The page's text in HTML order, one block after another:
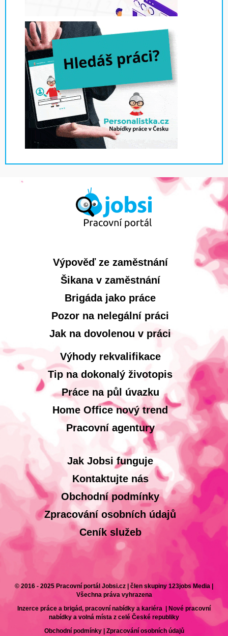
Výpověď ze zaměstnání
Šikana v zaměstnání
Brigáda jako práce
Pozor na nelegální práci
Jak na dovolenou v práci
Výhody rekvalifikace
Tip na dokonalý životopis
Práce na půl úvazku
Home Office nový trend
Pracovní agentury
Jak Jobsi funguje
Kontaktujte nás
Obchodní podmínky
Zpracování osobních údajů
Ceník služeb
© 2016 - 2025 Pracovní portál Jobsi.cz | člen skupiny 123jobs Media |
Všechna práva vyhrazena
Inzerce práce a brigád, pracovní nabídky a kariéra | Nové pracovní
nabídky a volná místa z celé České republiky
Obchodní podmínky| Zpracování osobních údajů